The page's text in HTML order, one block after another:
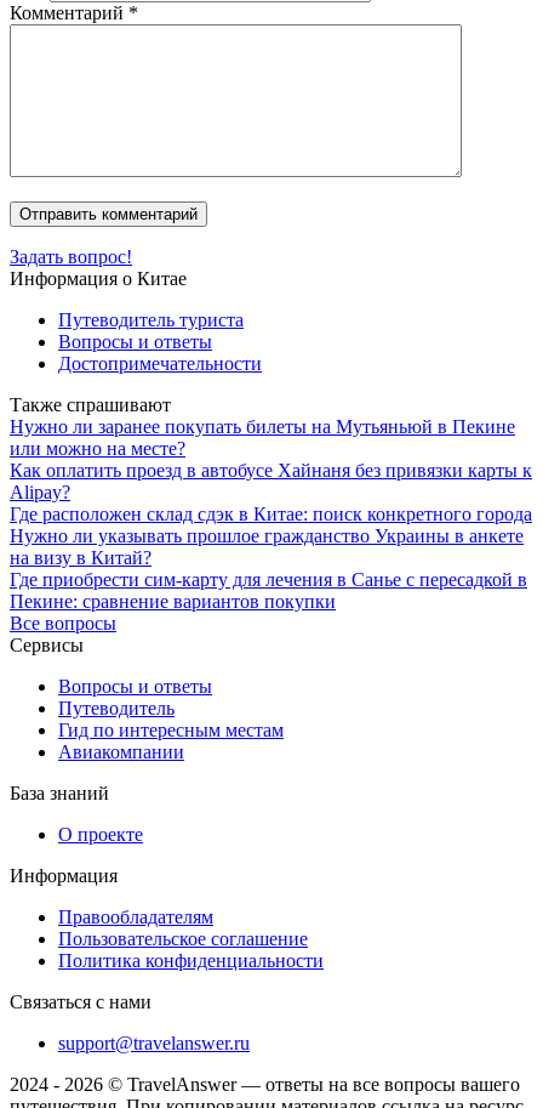
Комментарий *
Задать вопрос!
Информация о Китае
Путеводитель туриста
Вопросы и ответы
Достопримечательности
Также спрашивают
Нужно ли заранее покупать билеты на Мутьяньюй в Пекине
или можно на месте?
Как оплатить проезд в автобусе Хайнаня без привязки карты к
Alipay?
Где расположен склад сдэк в Китае: поиск конкретного города
Нужно ли указывать прошлое гражданство Украины в анкете
на визу в Китай?
Где приобрести сим-карту для лечения в Санье с пересадкой в
Пекине: сравнение вариантов покупки
Все вопросы
Сервисы
Вопросы и ответы
Путеводитель
Гид по интересным местам
Авиакомпании
База знаний
О проекте
Информация
Правообладателям
Пользовательское соглашение
Политика конфиденциальности
Связаться с нами
support@travelanswer.ru
2024 - 2026 © TravelAnswer — ответы на все вопросы вашего